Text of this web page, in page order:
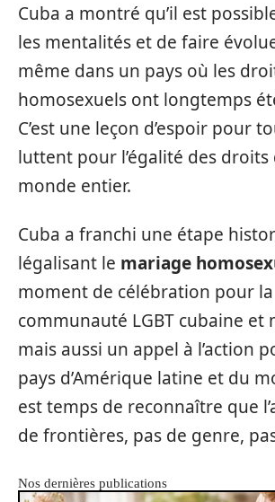
Cuba a montré qu’il est
les mentalités et de faire
même dans un pays où les
homosexuels ont longtemps
C’est une leçon d’espoir pour
luttent pour l’égalité des droits
monde entier.
Cuba a franchi une étape
légalisant le mariage
moment de célébration pour la
communauté LGBT cubaine et
mais aussi un appel à l’action
pays d’Amérique latine et du
est temps de reconnaître que
de frontières, pas de genre,
Nos dernières publications